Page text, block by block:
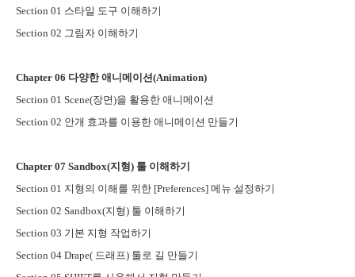
Section 01 스타일 도구 이해하기
Section 02 그림자 이해하기
Chapter 06 다양한 애니메이션(Animation)
Section 01 Scene(장면)을 활용한 애니메이션
Section 02 안개 효과를 이용한 애니메이션 만들기
Chapter 07 Sandbox(지형) 툴 이해하기
Section 01 지형의 이해를 위한 [Preferences] 메뉴 설정하기
Section 02 Sandbox(지형) 툴 이해하기
Section 03 기본 지형 작업하기
Section 04 Drape( 드래프) 툴로 길 만들기